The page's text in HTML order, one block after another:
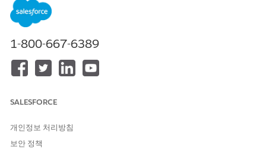
오리진에서 구매자 측 호스트 이름과 다른 호스트 값을 예상하는 경
우 호스트 헤더 재정의 규칙을 사용합니다. 이 설정은 스택 CDN 또
니다.
추가 배경 및 레거시 워크플로에 대한 자세한 내용은
정의 규칙 구성을참조하십시오.
Host Header Override Rules(호스트 헤더 재정의 규칙
선택합니다.
1-800-667-6389
SALESFORCE
개인정보 처리방침
보안 정책